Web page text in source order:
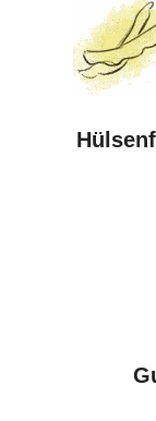
Hülsen